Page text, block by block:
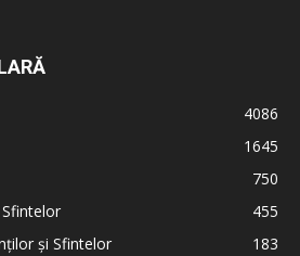
4086
1645
750
455
și Sfintelor
183